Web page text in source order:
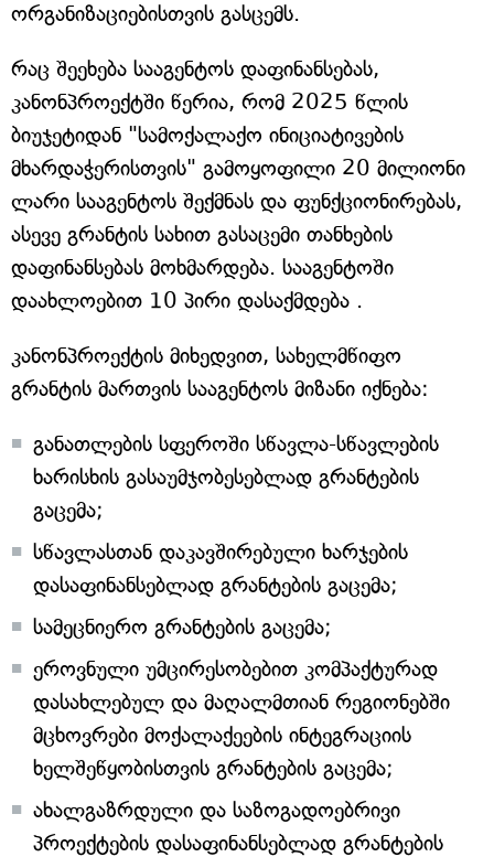
ორგანიზაციებისთვის გასცემს.
რაც შეეხება სააგენტოს დაფინანსებას,
კანონპროექტში წერია, რომ 2025 წლის
ბიუჯეტიდან "სამოქალაქო ინიციატივების
მხარდაჭერისთვის" გამოყოფილი 20 მილიონი
ლარი სააგენტოს შექმნას და ფუნქციონირებას,
ასევე გრანტის სახით გასაცემი თანხების
დაფინანსებას მოხმარდება. სააგენტოში
დაახლოებით 10 პირი დასაქმდება .
კანონპროექტის მიხედვით, სახელმწიფო
გრანტის მართვის სააგენტოს მიზანი იქნება:
განათლების სფეროში სწავლა-სწავლების
ხარისხის გასაუმჯობესებლად გრანტების
გაცემა;
სწავლასთან დაკავშირებული ხარჯების
დასაფინანსებლად გრანტების გაცემა;
სამეცნიერო გრანტების გაცემა;
ეროვნული უმცირესობებით კომპაქტურად
დასახლებულ და მაღალმთიან რეგიონებში
მცხოვრები მოქალაქეების ინტეგრაციის
ხელშეწყობისთვის გრანტების გაცემა;
ახალგაზრდული და საზოგადოებრივი
პროექტების დასაფინანსებლად გრანტების